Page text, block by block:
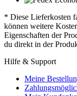
* Diese Lieferkosten
können weitere
Eigenschaften der
du direkt in der
Hilfe & Support
Meine